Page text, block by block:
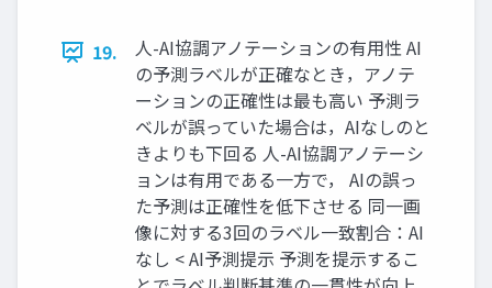
19.
人-AI協調アノテーションの有用性 AI
の予測ラベルが正確なとき，アノテ
ーションの正確性は最も高い 予測ラ
ベルが誤っていた場合は，AIなしのと
きよりも下回る 人-AI協調アノテーシ
ョンは有用である一方で， AIの誤っ
た予測は正確性を低下させる 同一画
像に対する3回のラベル一致割合：AI
なし < AI予測提示 予測を提示するこ